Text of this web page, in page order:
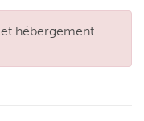
hébergement